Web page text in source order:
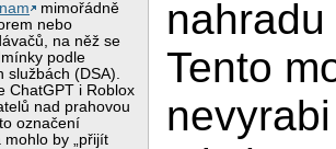
mimořádně
nebo
na něž se
podle
službách (DSA).
ChatGPT i Roblox
nad prahovou
označení
mohlo by „přijít
Tento